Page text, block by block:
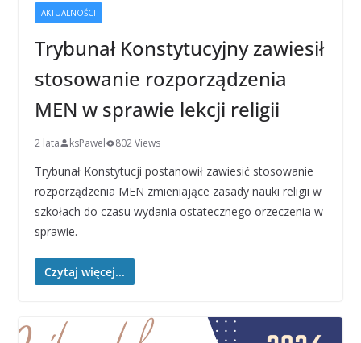
AKTUALNOŚCI
Trybunał Konstytucyjny zawiesił
stosowanie rozporządzenia
MEN w sprawie lekcji religii
2 lata ksPawel 802 Views
Trybunał Konstytucji postanowił zawiesić stosowanie
rozporządzenia MEN zmieniające zasady nauki religii w
szkołach do czasu wydania ostatecznego orzeczenia w
sprawie.
Czytaj więcej...